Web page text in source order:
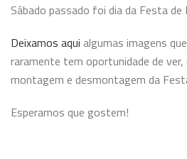
Sábado passado foi dia da Festa de
Deixamos aqui algumas imagens
raramente tem oportunidade de
montagem e desmontagem da
Esperamos que gostem!